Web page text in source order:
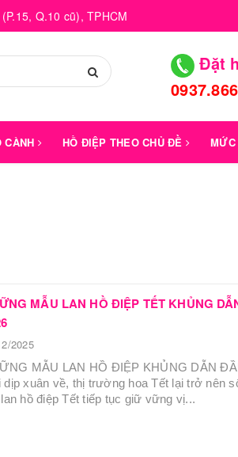
Q.10 cũ), TPHCM
Đặt
CÀNH HỒ ĐIỆP THEO CHỦ ĐỀ
MẪU LAN HỒ ĐIỆP TẾT KHỦNG
2025
MẪU LAN HỒ ĐIỆP KHỦNG DẪN
dịp xuân về, thị trường hoa Tết lại trở nên
hồ điệp Tết tiếp tục giữ vững vị...